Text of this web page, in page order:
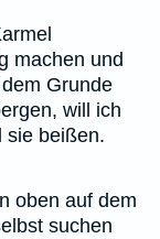
machen und
Grunde
will ich
sie beißen.
oben auf dem
suchen